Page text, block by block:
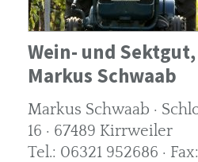
Wein- und
Markus Schwaab
Markus Schwaab ·
16 · 67489 Kirrweiler
Tel.: 06321 952686 ·